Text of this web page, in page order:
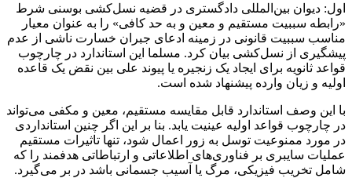
اول: دیوان بین‌المللی دادگستری در قضیه نسل‌کشی بوسنی شرط
«رابطه سببیت مستقیم و معین و به حد کافی» را به عنوان معیار
مناسب سببیت قانونی در زمینه ادعای جبران خسارت ناشی از عدم
پیشگیری از نسل‌کشی بیان کرد. مسلما این استاندارد در چارچوب
قواعد ثانویه برای ایجاد یک زنجیره یا پیوند علی بین نقض یک قاعده
اولیه و زیان وارده پیشنهاد شده است.
با این وصف استاندارد قابل مقایسه مستقیم، معین و مکفی می‌تواند
در چارچوب قواعد اولیه عینیت یابد. بنا بر این اگر چنین استانداردی
در مورد ممنوعیت توسل به زور اعمال شود، تنها تاثیرات مستقیم
عملیات سایبری بر فناوری‌های اطلاعاتی و ارتباطاتی هدفمند را که
شامل تخریب فیزیکی، مرگ یا آسیب جسمانی باشد در بر می‌گیرد.